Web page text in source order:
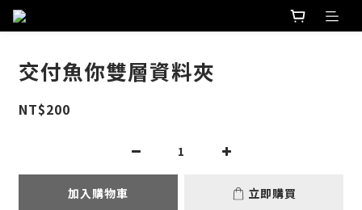
交付魚你雙層資料夾
NT$200
加入購物車 立即購買